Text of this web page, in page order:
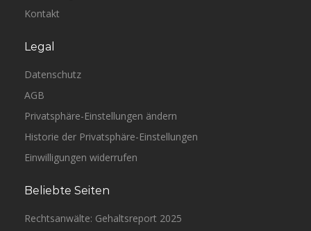
Kontakt
Legal
Datenschutz
AGB
Privatsphäre-Einstellungen ändern
Historie der Privatsphäre-Einstellungen
Einwilligungen widerrufen
Beliebte Seiten
Rechtsanwälte: Gehaltsreport 2025